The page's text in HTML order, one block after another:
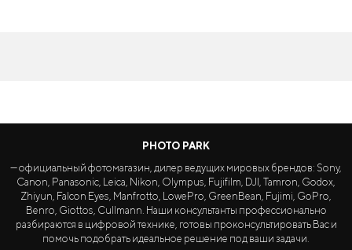
PHOTO PARK
— официальный фотомагазин, дилер ведущих мировых брендов: Sony,
Canon, Panasonic, Leica, Nikon, Olympus, Fujifilm, DJI, Tamron, Godox,
Zhiyun, Falcon Eyes, Manfrotto, LowePro, GreenBean, Fujimi, GoPro,
Benro, Giottos, Cullmann. Наши консультанты профессионально
разбираются в цифровой технике, готовы проконсультировать Вас и
помочь подобрать идеальное решение под ваши задачи.